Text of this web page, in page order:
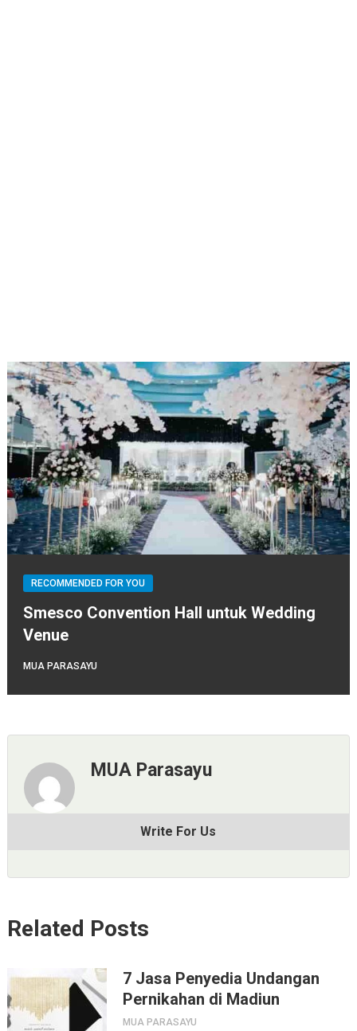
RECOMMENDED FOR YOU
Smesco Convention Hall untuk Wedding
Venue
MUA PARASAYU
MUA Parasayu
Write For Us
Related Posts
7 Jasa Penyedia Undangan
Pernikahan di Madiun
MUA PARASAYU